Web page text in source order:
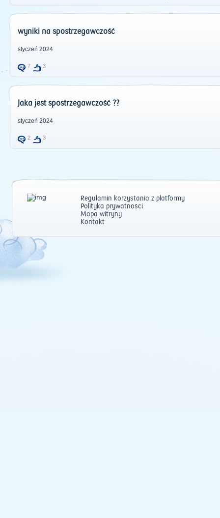
wyniki na spostrzegawczość
styczeń 2024
7 3
Jaka jest spostrzegawczość ??
styczeń 2024
2 3
2011| 2012|
Regulamin korzystania z platformy
Polityka prywatności
Mapa witryny
Kontakt